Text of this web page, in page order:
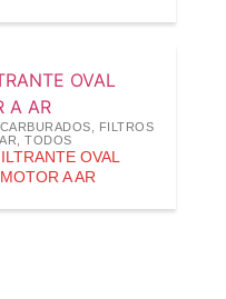
FILTROS
TODOS
OVAL
A AR